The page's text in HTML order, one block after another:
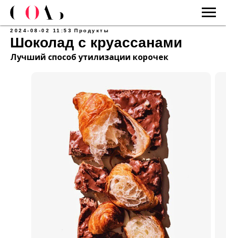
2024-08-02 11:53 Продукты
Шоколад с круассанами
Лучший способ утилизации корочек